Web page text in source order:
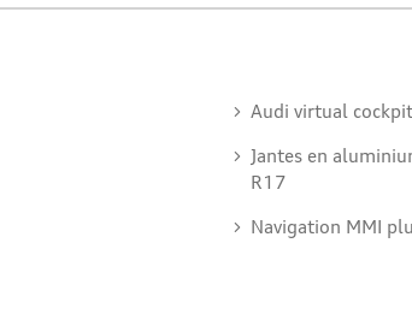
Audi virtual cockpit
Jantes en
R17
Navigation MMI